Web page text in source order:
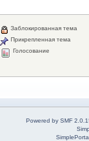
Заблокированная тема
Прикрепленная тема
Голосование
Powered by SMF